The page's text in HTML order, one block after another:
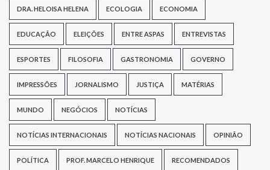
DRA. HELOISA HELENA ECOLOGIA ECONOMIA
EDUCAÇÃO ELEIÇÕES ENTRE ASPAS ENTREVISTAS
ESPORTES FILOSOFIA GASTRONOMIA GOVERNO
IMPRESSÕES JORNALISMO JUSTIÇA MATÉRIAS
MUNDO NEGÓCIOS NOTÍCIAS
NOTÍCIAS INTERNACIONAIS NOTÍCIAS NACIONAIS OPINIÃO
POLÍTICA PROF. MARCELO HENRIQUE RECOMENDADOS